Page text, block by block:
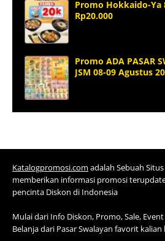
Promo Hokkaido-Ya
Rp20.000
Promo ADA PASAR
JSM 08-09 Agustus
Katalogpromosi.com adalah Sebuah
memberikan informasi promosi
pencinta Diskon di Indonesia
Mulai dari Info Diskon, Promo, Sale,
Belanja dari Pasar Swalayan favorit